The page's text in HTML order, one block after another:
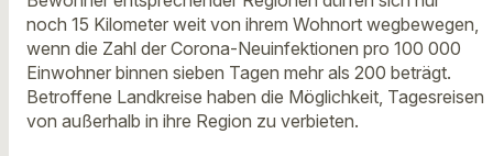
noch 15 Kilometer weit von ihrem Wohnort wegbewegen,
wenn die Zahl der Corona-Neuinfektionen pro 100 000
Einwohner binnen sieben Tagen mehr als 200 beträgt.
Betroffene Landkreise haben die Möglichkeit, Tagesreisen
von außerhalb in ihre Region zu verbieten.